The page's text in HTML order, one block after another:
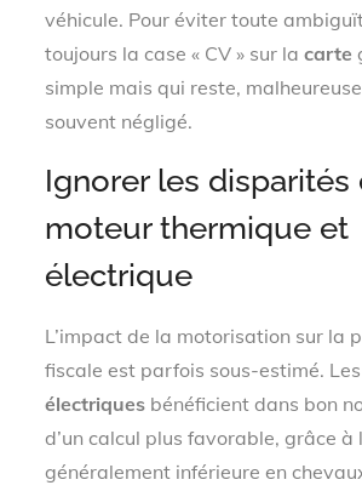
véhicule. Pour éviter toute
toujours la case « CV » sur lacarte
simple mais qui reste,
souvent négligé.
Ignorer les disparités
moteur thermique et
électrique
L’impact de la motorisation sur la
fiscale est parfois sous-estimé.
électriques bénéficient dans bon
d’un calcul plus favorable, grâce à
généralement inférieure en